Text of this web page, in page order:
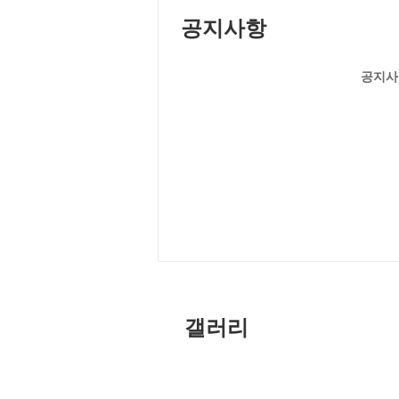
공지사항
공지
갤러리